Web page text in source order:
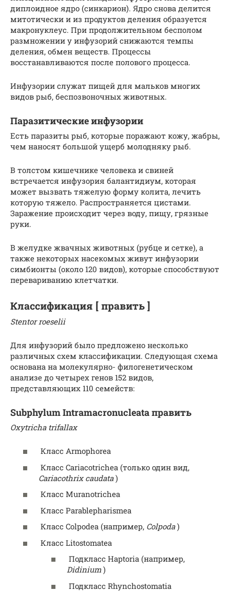
диплоидное ядро (синкарион). Ядро снова делится
митотически и из продуктов деления образуется
макронуклеус. При продолжительном бесполом
размножении у инфузорий снижаются темпы
деления, обмен веществ. Процессы
восстанавливаются после полового процесса.
Инфузории служат пищей для мальков многих
видов рыб, беспозвоночных животных.
Паразитические инфузории
Есть паразиты рыб, которые поражают кожу, жабры,
чем наносят большой ущерб молодняку рыб.
В толстом кишечнике человека и свиней
встречается инфузория балантидиум, которая
может вызвать тяжелую форму колита, лечить
которую тяжело. Распространяется цистами.
Заражение происходит через воду, пищу, грязные
руки.
В желудке жвачных животных (рубце и сетке), а
также некоторых насекомых живут инфузории
симбионты (около 120 видов), которые способствуют
перевариванию клетчатки.
Классификация [ править ]
Stentor roeselii
Для инфузорий было предложено несколько
различных схем классификации. Следующая схема
основана на молекулярно- филогенетическом
анализе до четырех генов 152 видов,
представляющих 110 семейств:
Subphylum Intramacronucleataправить
Oxytricha trifallax
Класс Armophorea
Класс Cariacotrichea (только один вид,
Cariacothrix caudata)
Класс Muranotrichea
Класс Parablepharismea
Класс Colpodea (например, Colpoda)
Класс Litostomatea
Подкласс Haptoria (например,
Didinium )
Подкласс Rhynchostomatia